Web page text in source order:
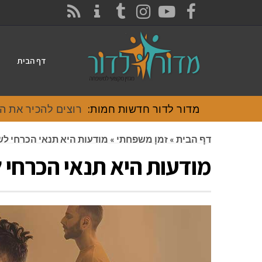
FACEBOOK
YOUTUBE
INSTAGRAM
TUMBLR
דף הבית
מדור לדור חדשות חמות:
דף הבית » זמן משפחתי » מודעות היא תנאי הכרחי
מודעות היא תנאי הכרחי